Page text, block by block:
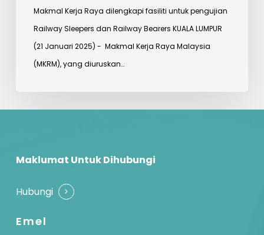
Makmal Kerja Raya dilengkapi fasiliti untuk pengujian
Railway Sleepers dan Railway Bearers KUALA LUMPUR
(21 Januari 2025) - Makmal Kerja Raya Malaysia
(MKRM), yang diuruskan…
Maklumat Untuk Dihubungi
Hubungi
Emel